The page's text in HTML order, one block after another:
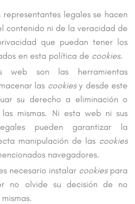
representantes legales se hacen
contenido ni de la veracidad de
que puedan tener los
en esta política de cookies.
web son las herramientas
las cookiesy desde este
su derecho a eliminación o
mismas. Ni esta web ni sus
pueden garantizar la
manipulación de las cookies
navegadores.
necesario instalar cookiespara
no olvide su decisión de no